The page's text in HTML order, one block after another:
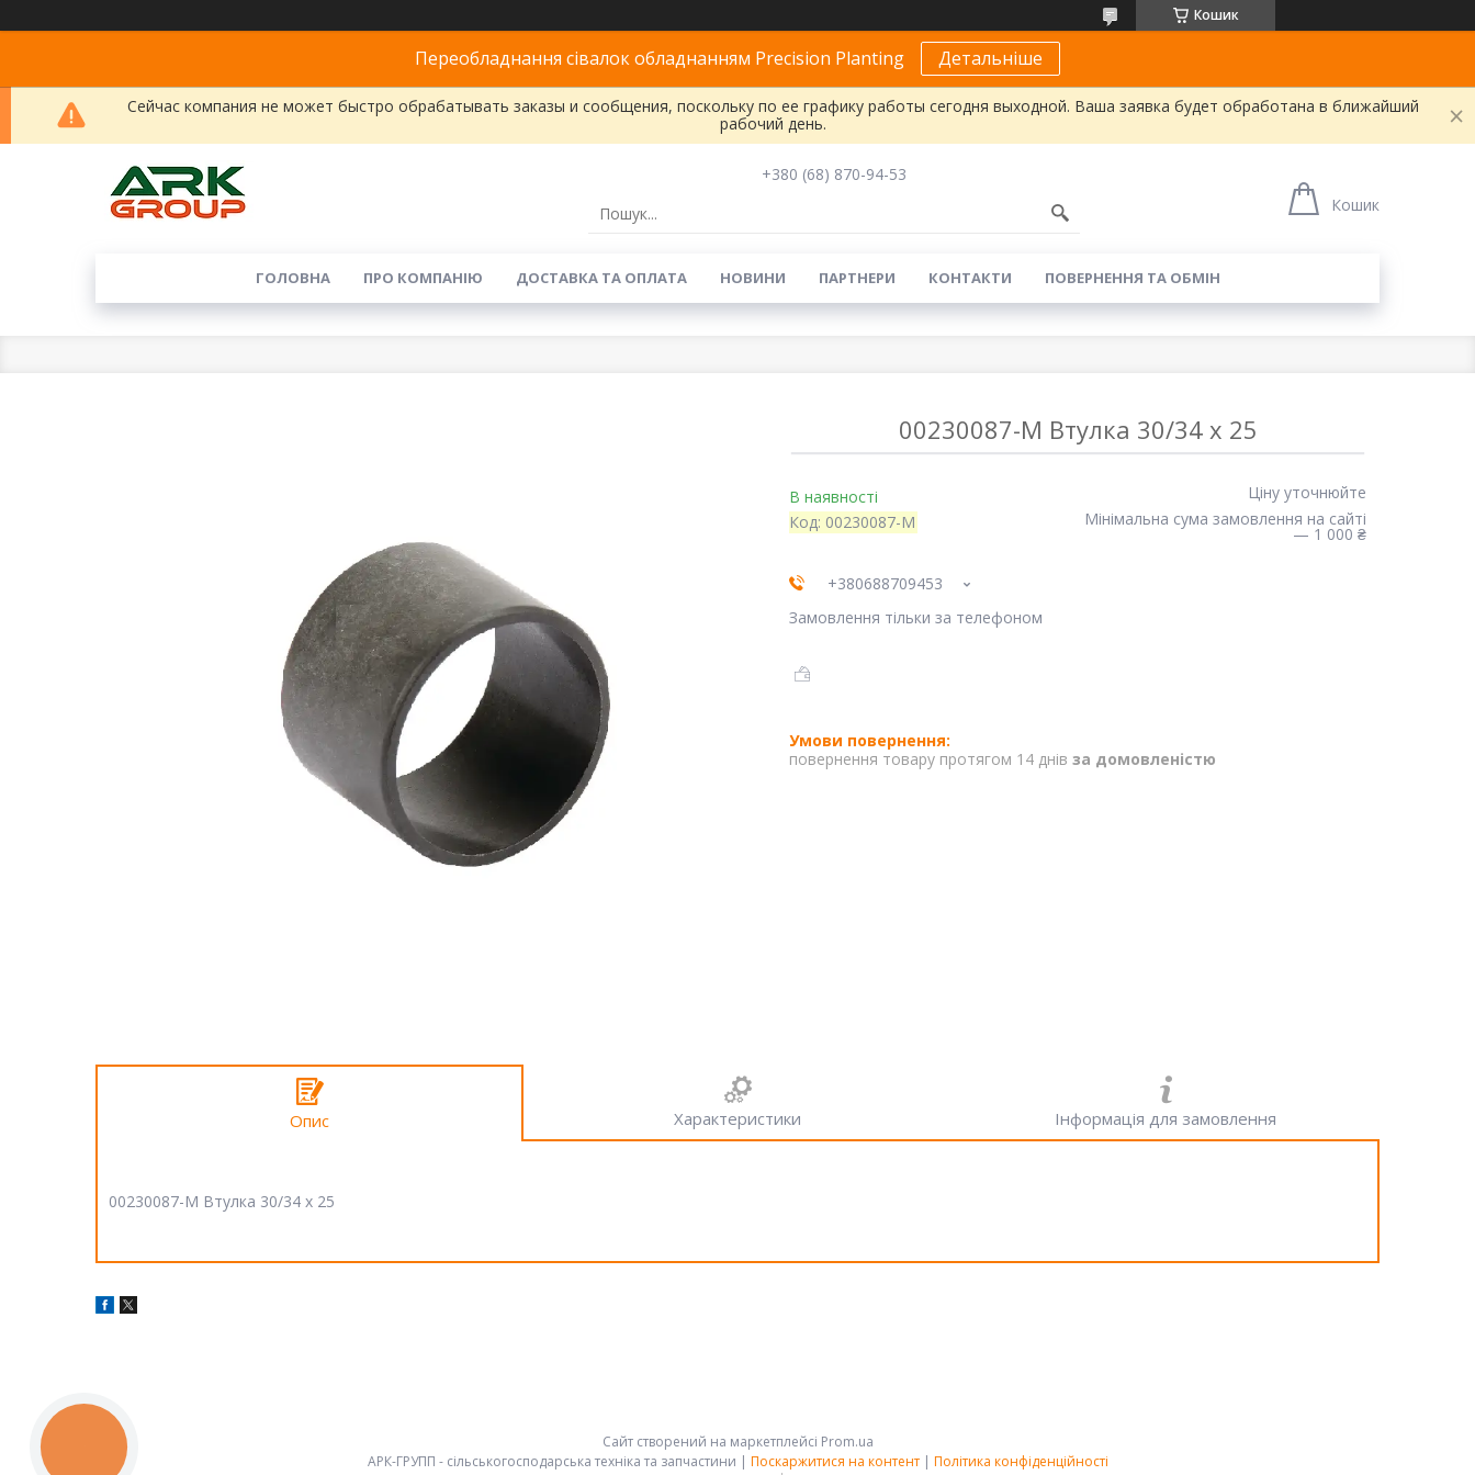
Кошик
Переобладнання сівалок обладнанням Precision Planting Детальніше
Сейчас компания не может быстро обрабатывать заказы и сообщения, поскольку по ее графику работы сегодня выходной. Ваша заявка будет обработана в ближайший
рабочий день.
+380 (68) 870-94-53
Кошик
ГОЛОВНА ПРО КОМПАНІЮ ДОСТАВКА ТА ОПЛАТА НОВИНИ ПАРТНЕРИ КОНТАКТИ ПОВЕРНЕННЯ ТА ОБМІН
00230087-M Втулка 30/34 x 25
В наявності
Код: 00230087-M
Ціну уточнюйте
Мінімальна сума замовлення на сайті
— 1 000 ₴
+380688709453
Замовлення тільки за телефоном
повернення товару протягом 14 днів за домовленістю
Опис Характеристики Інформація для замовлення
00230087-M Втулка 30/34 x 25
Сайт створений на маркетплейсі Prom.ua
АРК-ГРУПП - сільськогосподарська техніка та запчастини | Поскаржитися на контент | Політика конфіденційності